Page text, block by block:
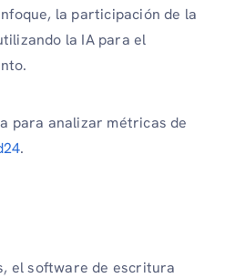
la participación de la
la IA para el
para analizar métricas de
.
el software de escritura